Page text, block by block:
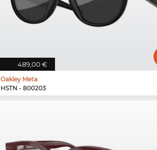
489,00 €
Oakley Meta
HSTN - 800203